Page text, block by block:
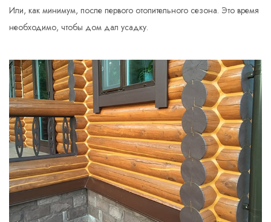
Или, как минимум, после первого отопительного сезона. Это время
необходимо, чтобы дом дал усадку.